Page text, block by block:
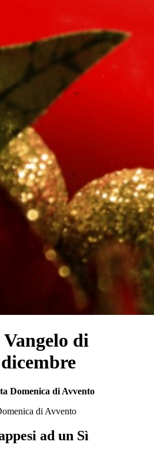
di
Domenica di Avvento
di Avvento
ad un Sì